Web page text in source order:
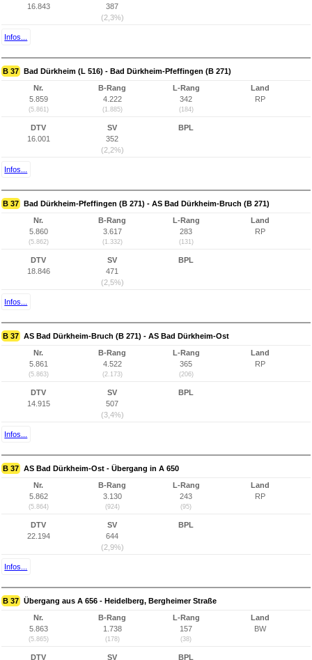
16.843
387
(2,3%)
Infos...
B 37 Bad Dürkheim (L 516) - Bad Dürkheim-Pfeffingen (B 271)
Nr.
5.859
(5.861)
B-Rang
4.222
(1.885)
L-Rang
342
(184)
Land
RP
DTV
16.001
SV
352
(2,2%)
BPL
Infos...
B 37 Bad Dürkheim-Pfeffingen (B 271) - AS Bad Dürkheim-Bruch (B 271)
Nr.
5.860
(5.862)
B-Rang
3.617
(1.332)
L-Rang
283
(131)
Land
RP
DTV
18.846
SV
471
(2,5%)
BPL
Infos...
B 37 AS Bad Dürkheim-Bruch (B 271) - AS Bad Dürkheim-Ost
Nr.
5.861
(5.863)
B-Rang
4.522
(2.173)
L-Rang
365
(206)
Land
RP
DTV
14.915
SV
507
(3,4%)
BPL
Infos...
B 37 AS Bad Dürkheim-Ost - Übergang in A 650
Nr.
5.862
(5.864)
B-Rang
3.130
(924)
L-Rang
243
(95)
Land
RP
DTV
22.194
SV
644
(2,9%)
BPL
Infos...
B 37 Übergang aus A 656 - Heidelberg, Bergheimer Straße
Nr.
5.863
(5.865)
B-Rang
1.738
(178)
L-Rang
157
(38)
Land
BW
DTV
SV
BPL